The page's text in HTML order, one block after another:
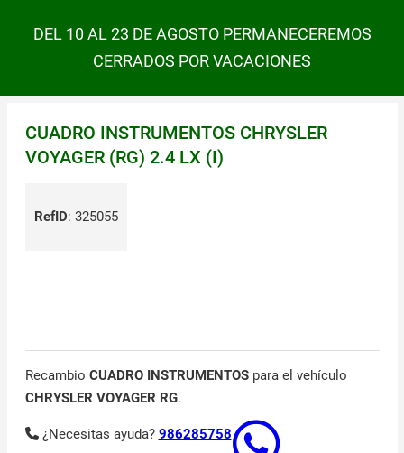
DEL 10 AL 23 DE AGOSTO PERMANECEREMOS
CERRADOS POR VACACIONES
CUADRO INSTRUMENTOS CHRYSLER
VOYAGER (RG) 2.4 LX (I)
RefID: 325055
Recambio CUADRO INSTRUMENTOSpara el vehículo
CHRYSLER VOYAGER RG.
¿Necesitas ayuda? 986285758